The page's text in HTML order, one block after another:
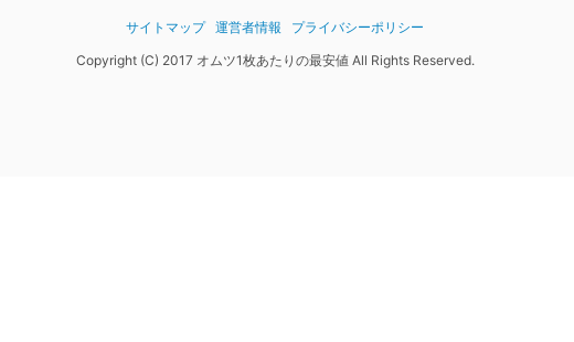
サイトマップ 運営者情報
プライバシーポリシー
Copyright (C) 2017 オムツ1枚あたりの最安値 All Rights Reserved.